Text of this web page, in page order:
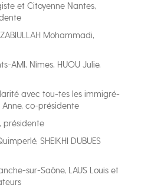
et Citoyenne Nantes,
Mohammadi,
AMI, Nîmes, HUOU Julie,
avec tou-tes les immigré-
Anne, co-présidente
présidente
SHEIKHI DUBUES
sur-Saône, LAUS Louis et